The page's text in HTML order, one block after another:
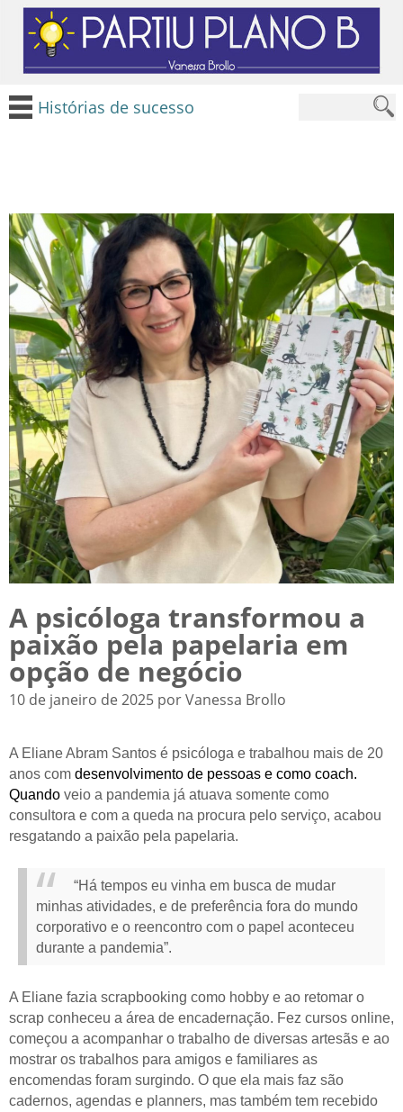
Histórias de sucesso
A psicóloga transformou a
paixão pela papelaria em
opção de negócio
10 de janeiro de 2025 por Vanessa Brollo
A Eliane Abram Santos é psicóloga e trabalhou mais de 20
anos com desenvolvimento de pessoas e como coach.
Quando veio a pandemia já atuava somente como
consultora e com a queda na procura pelo serviço, acabou
resgatando a paixão pela papelaria.
“Há tempos eu vinha em busca de mudar
minhas atividades, e de preferência fora do mundo
corporativo e o reencontro com o papel aconteceu
durante a pandemia”.
A Eliane fazia scrapbooking como hobby e ao retomar o
scrap conheceu a área de encadernação. Fez cursos online,
começou a acompanhar o trabalho de diversas artesãs e ao
mostrar os trabalhos para amigos e familiares as
encomendas foram surgindo. O que ela mais faz são
cadernos, agendas e planners, mas também tem recebido